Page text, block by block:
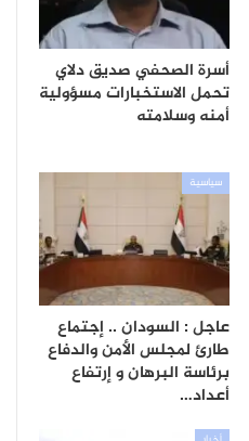
أسرة الصحفي صديق دلاي
تحمل الاستخبارات مسؤولية
أمنه وسلامته
سياسية
عاجل : السودان .. إجتماع
طارئ لمجلس الأمن والدفاع
برئاسة البرهان و إرتفاع
أعداد…